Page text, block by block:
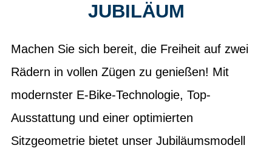
JUBILÄUM
Machen Sie sich bereit, die Freiheit auf zwei
Rädern in vollen Zügen zu genießen! Mit
modernster E-Bike-Technologie, Top-
Ausstattung und einer optimierten
Sitzgeometrie bietet unser Jubiläumsmodell